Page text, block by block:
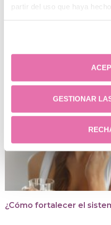
partir del uso que haya
GESTIONAR
Posts
¿Cómo fortalecer el